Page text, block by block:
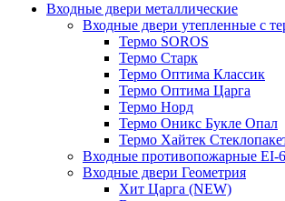
Входные двери металлические
Входные двери утепленные с
Термо SOROS
Термо Старк
Термо Оптима Классик
Термо Оптима Царга
Термо Норд
Термо Оникс Букле Опал
Термо Хайтек
Входные противопожарные EI-
Входные двери Геометрия
Хит Царга (NEW)